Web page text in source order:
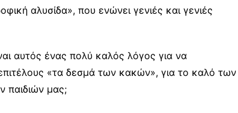
αλυσίδα», που ενώνει γενιές και γενιές
αυτός ένας πολύ καλός λόγος για να
«τα δεσμά των κακών», για το καλό των
παιδιών μας;